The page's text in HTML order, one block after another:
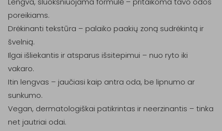
poreikiams.
Drėkinanti tekstūra – palaiko paakių zoną sudrėkintą ir
švelnią.
Ilgai išliekantis ir atsparus išsitepimui – nuo ryto iki
vakaro.
Itin lengvas – jaučiasi kaip antra oda, be lipnumo ar
sunkumo.
Vegan, dermatologiškai patikrintas ir neerzinantis – tinka
net jautriai odai.